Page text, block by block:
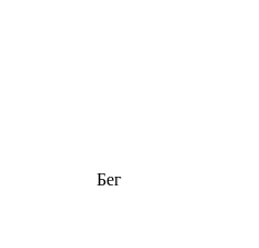
Бег